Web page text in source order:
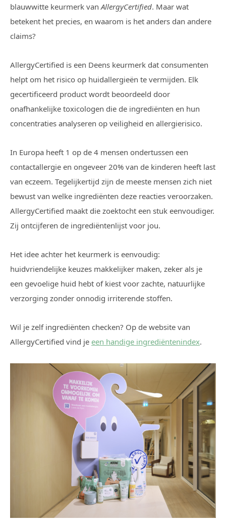
blauwwitte keurmerk vanAllergyCertified. Maar wat
betekent het precies, en waarom is het anders dan andere
claims?
AllergyCertified is een Deens keurmerk dat consumenten
helpt om het risico op huidallergieën te vermijden. Elk
gecertificeerd product wordt beoordeeld door
onafhankelijke toxicologen die de ingrediënten en hun
concentraties analyseren op veiligheid en allergierisico.
In Europa heeft 1 op de 4 mensen ondertussen een
contactallergie en ongeveer 20% van de kinderen heeft last
van eczeem. Tegelijkertijd zijn de meeste mensen zich niet
bewust van welke ingrediënten deze reacties veroorzaken.
AllergyCertified maakt die zoektocht een stuk eenvoudiger.
Zij ontcijferen de ingrediëntenlijst voor jou.
Het idee achter het keurmerk is eenvoudig:
huidvriendelijke keuzes makkelijker maken, zeker als je
een gevoelige huid hebt of kiest voor zachte, natuurlijke
verzorging zonder onnodig irriterende stoffen.
Wil je zelf ingrediënten checken? Op de website van
AllergyCertified vind je een handige ingrediëntenindex.